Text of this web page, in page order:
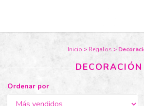
Inicio > Regalos >
DECORACIÓN
Ordenar por